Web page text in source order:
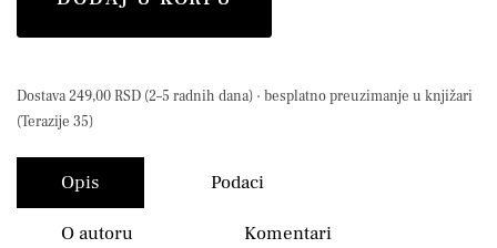
Dostava 249,00 RSD (2–5 radnih dana) · besplatno preuzimanje u knjižari
(Terazije 35)
Opis Podaci
O autoru Komentari